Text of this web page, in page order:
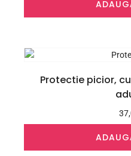
Protectie picior,